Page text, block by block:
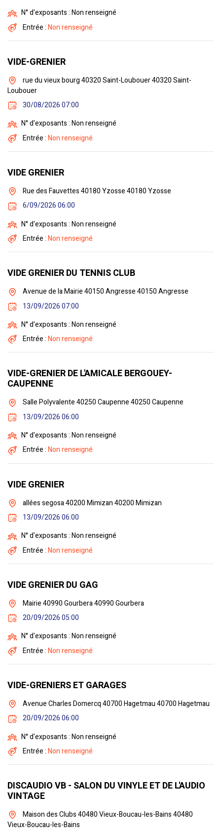
N° d'exposants : Non renseigné
Entrée :Non renseigné
VIDE-GRENIER
rue du vieux bourg 40320 Saint-Loubouer 40320 Saint-
Loubouer
30/08/2026 07:00
N° d'exposants : Non renseigné
Entrée :Non renseigné
VIDE GRENIER
Rue des Fauvettes 40180 Yzosse 40180 Yzosse
6/09/2026 06:00
N° d'exposants : Non renseigné
Entrée :Non renseigné
VIDE GRENIER DU TENNIS CLUB
Avenue de la Mairie 40150 Angresse 40150 Angresse
13/09/2026 07:00
N° d'exposants : Non renseigné
Entrée :Non renseigné
VIDE-GRENIER DE L'AMICALE BERGOUEY-
CAUPENNE
Salle Polyvalente 40250 Caupenne 40250 Caupenne
13/09/2026 06:00
N° d'exposants : Non renseigné
Entrée :Non renseigné
VIDE GRENIER
allées segosa 40200 Mimizan 40200 Mimizan
13/09/2026 06:00
N° d'exposants : Non renseigné
Entrée :Non renseigné
VIDE GRENIER DU GAG
Mairie 40990 Gourbera 40990 Gourbera
20/09/2026 05:00
N° d'exposants : Non renseigné
Entrée :Non renseigné
VIDE-GRENIERS ET GARAGES
Avenue Charles Domercq 40700 Hagetmau 40700 Hagetmau
20/09/2026 06:00
N° d'exposants : Non renseigné
Entrée :Non renseigné
DISCAUDIO VB - SALON DU VINYLE ET DE L'AUDIO
VINTAGE
Maison des Clubs 40480 Vieux-Boucau-les-Bains 40480
Vieux-Boucau-les-Bains